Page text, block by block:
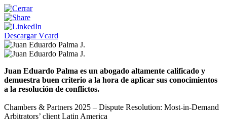
Descargar Vcard
Juan Eduardo Palma es un abogado altamente calificado y
demuestra buen criterio a la hora de aplicar sus conocimientos
a la resolución de conflictos.
Chambers & Partners 2025 – Dispute Resolution: Most-in-Demand
Arbitrators’ client Latin America